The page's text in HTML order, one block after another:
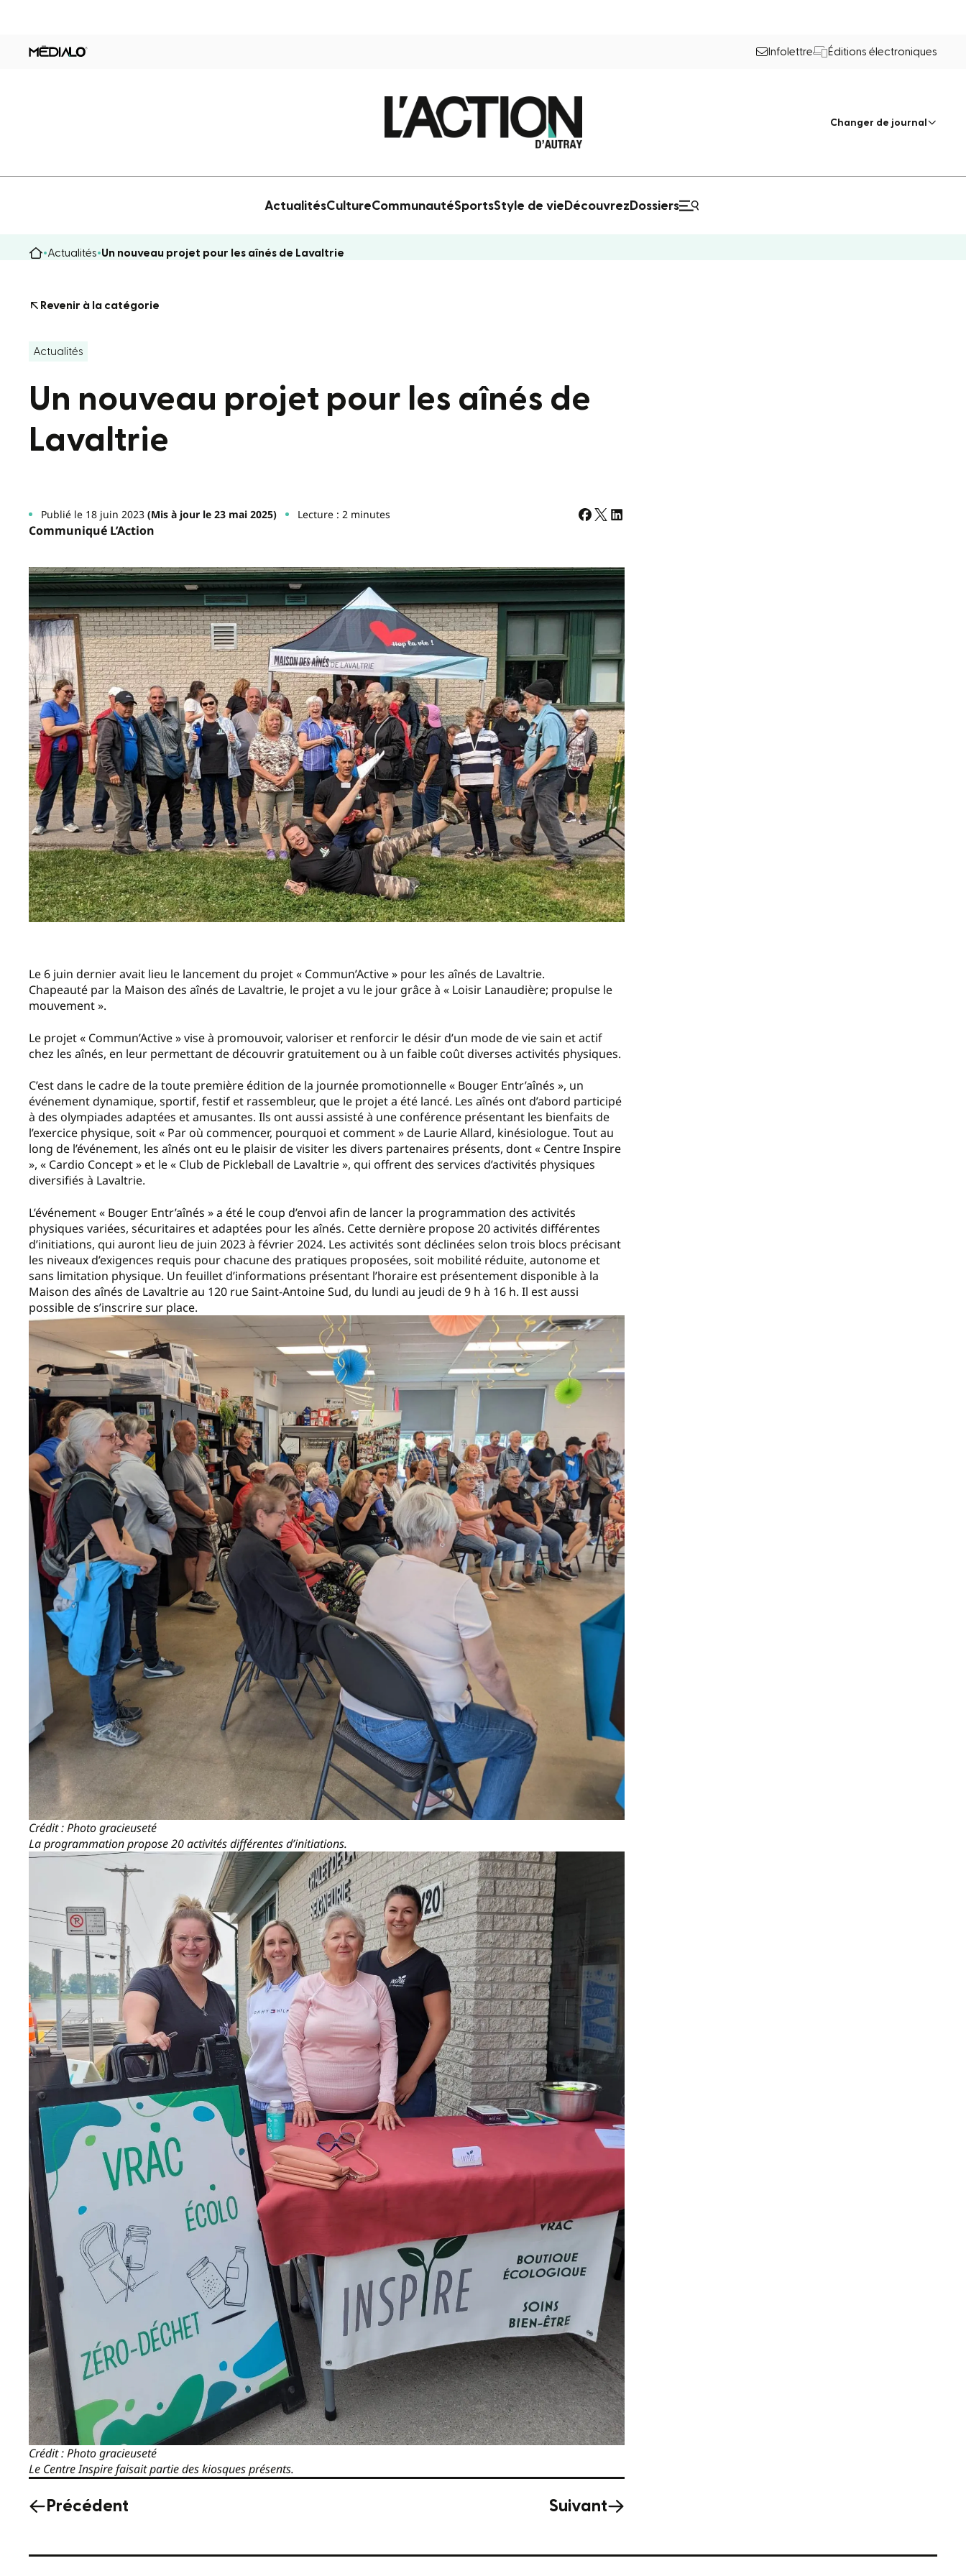
Infolettre Éditions électroniques
Changer de journal
ActualitésCultureCommunautéSportsStyle de vie Découvrez Dossiers
Actualités Un nouveau projet pour les aînés de Lavaltrie
Revenir à la catégorie
Actualités
Un nouveau projet pour les aînés de
Lavaltrie
Publié le 18 juin 2023(Mis à jour le 23 mai 2025) Lecture : 2 minutes
Communiqué L’Action
Le 6 juin dernier avait lieu le lancement du projet « Commun’Active » pour les aînés de Lavaltrie.
Chapeauté par la Maison des aînés de Lavaltrie, le projet a vu le jour grâce à « Loisir Lanaudière; propulse le
mouvement ».
Le projet « Commun’Active » vise à promouvoir, valoriser et renforcir le désir d’un mode de vie sain et actif
chez les aînés, en leur permettant de découvrir gratuitement ou à un faible coût diverses activités physiques.
C’est dans le cadre de la toute première édition de la journée promotionnelle « Bouger Entr’aînés », un
événement dynamique, sportif, festif et rassembleur, que le projet a été lancé. Les aînés ont d’abord participé
à des olympiades adaptées et amusantes. Ils ont aussi assisté à une conférence présentant les bienfaits de
l’exercice physique, soit « Par où commencer, pourquoi et comment » de Laurie Allard, kinésiologue. Tout au
long de l’événement, les aînés ont eu le plaisir de visiter les divers partenaires présents, dont « Centre Inspire
», « Cardio Concept » et le « Club de Pickleball de Lavaltrie », qui offrent des services d’activités physiques
diversifiés à Lavaltrie.
L’événement « Bouger Entr’aînés » a été le coup d’envoi afin de lancer la programmation des activités
physiques variées, sécuritaires et adaptées pour les aînés. Cette dernière propose 20 activités différentes
d’initiations, qui auront lieu de juin 2023 à février 2024. Les activités sont déclinées selon trois blocs précisant
les niveaux d’exigences requis pour chacune des pratiques proposées, soit mobilité réduite, autonome et
sans limitation physique. Un feuillet d’informations présentant l’horaire est présentement disponible à la
Maison des aînés de Lavaltrie au 120 rue Saint-Antoine Sud, du lundi au jeudi de 9 h à 16 h. Il est aussi
possible de s’inscrire sur place.
Crédit : Photo gracieuseté
La programmation propose 20 activités différentes d’initiations.
Crédit : Photo gracieuseté
Le Centre Inspire faisait partie des kiosques présents.
Précédent Suivant